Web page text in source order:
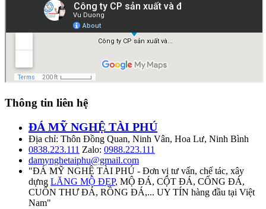
Thông tin liên hệ
ĐÁ MỸ NGHỆ TÀI PHÚ
Địa chỉ: Thôn Đồng Quan, Ninh Vân, Hoa Lư, Ninh Bình
0838.223.111 Zalo: 0988.223.111
damynghetaiphu@gmail.com
"ĐÁ MỸ NGHỆ TÀI PHÚ - Đơn vị tư vấn, chế tác, xây
dựng LĂNG MỘ ĐẸP, MỘ ĐÁ, CỘT ĐÁ, CỔNG ĐÁ,
CUỐN THƯ ĐÁ, RỒNG ĐÁ,... UY TÍN hàng đầu tại Việt
Nam"